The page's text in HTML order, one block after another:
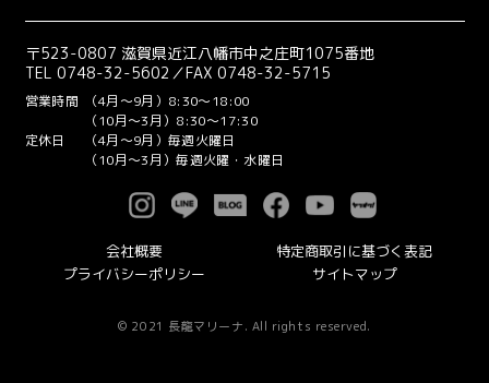
〒523-0807 滋賀県近江八幡市中之庄町1075番地
TEL 0748-32-5602／FAX 0748-32-5715
営業時間
（4月～9月）8:30～18:00
（10月～3月）8:30～17:30
定休日
（4月～9月）毎週火曜日
（10月～3月）毎週火曜・水曜日
会社概要
特定商取引に基づく表記
プライバシーポリシー
サイトマップ
© 2021 長龍マリーナ. All rights reserved.